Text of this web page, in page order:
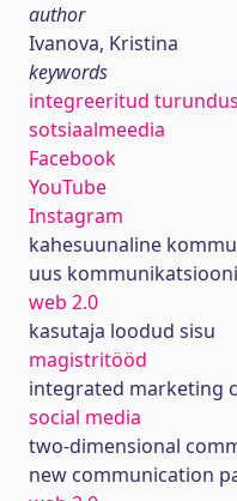
author
Ivanova, Kristina
keywords
integreeritud
sotsiaalmeedia
Facebook
YouTube
Instagram
kahesuunaline
uus
web 2.0
kasutaja loodud sisu
magistritööd
integrated marketing
social media
two-dimensional
new communication